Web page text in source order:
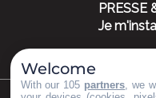
PRESSE
Je
Welcome
With our 105 partners , we